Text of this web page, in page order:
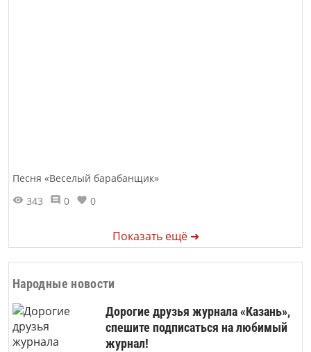
Песня «Веселый барабанщик»
343
0 0
Показать ещё ➜
Народные новости
Дорогие друзья журнала «Казань»,
спешите подписаться на любимый
журнал!